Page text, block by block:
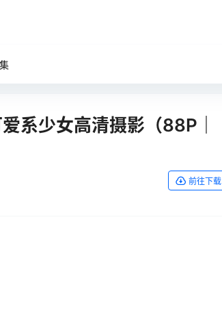
系少女高清摄影（88P｜
前往下载